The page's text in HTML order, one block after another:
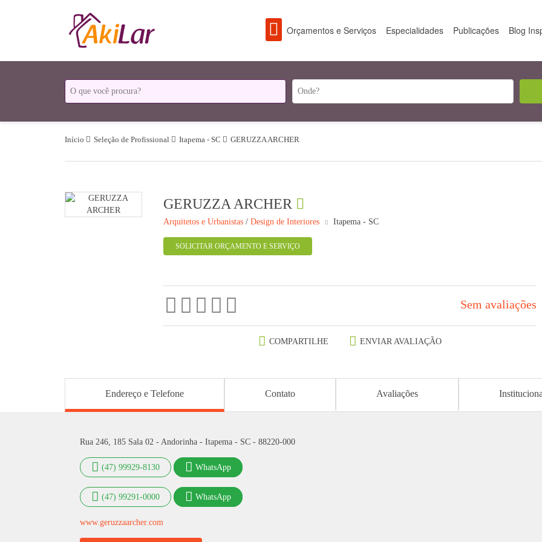
Orçamentos e Serviços Especialidades Publicações Blog
Início Seleção de Profissional Itapema - SC GERUZZA ARCHER
GERUZZA ARCHER
Arquitetos e Urbanistas /Design de Interiores Itapema - SC
SOLICITAR ORÇAMENTO E SERVIÇO
Sem avaliações
COMPARTILHE ENVIAR AVALIAÇÃO
Endereço e Telefone Contato Avaliações
Rua 246, 185 Sala 02 - Andorinha - Itapema - SC - 88220-000
(47) 99929-8130 WhatsApp
(47) 99291-0000 WhatsApp
www.geruzzaarcher.com